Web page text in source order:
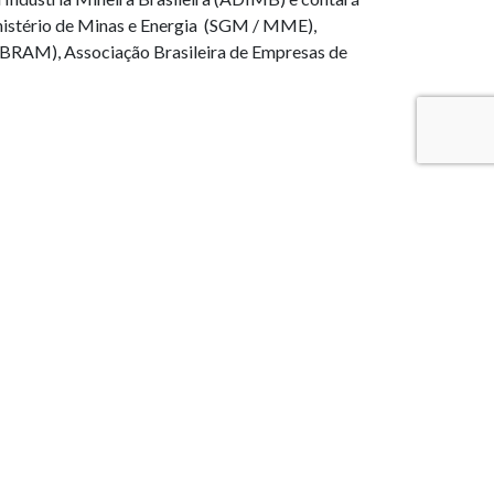
de Minas e Energia (SGM / MME),
Associação Brasileira de Empresas de